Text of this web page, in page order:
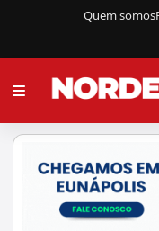
Quem somos